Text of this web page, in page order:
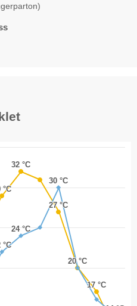
°C
°C
32 °C
32 °C
27 °C
27 °C
20 °C
20 °C
17 °C
17 °C
°C
°C
24 °C
24 °C
30 °C
30 °C